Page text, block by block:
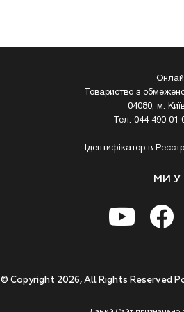
Товариство з
04080, м.
Тел. 044 490 01
Ідентифікатор в
МИ
© Copyright 2026, All Rights Reserved